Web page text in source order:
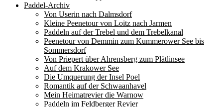
Paddel-Archiv
Von Userin nach Dalmsdorf
Kleine Peenetour von Loitz nach Jarmen
Paddeln auf der Trebel und dem Trebelkanal
Peenetour von Demmin zum Kummerower See bis
Sommersdorf
Von Priepert über Ahrensberg zum Plätlinsee
Auf dem Krakower See
Die Umquerung der Insel Poel
Romantik auf der Schwaanhavel
Mein Heimatrevier die Warnow
Paddeln im Feldberger Revier